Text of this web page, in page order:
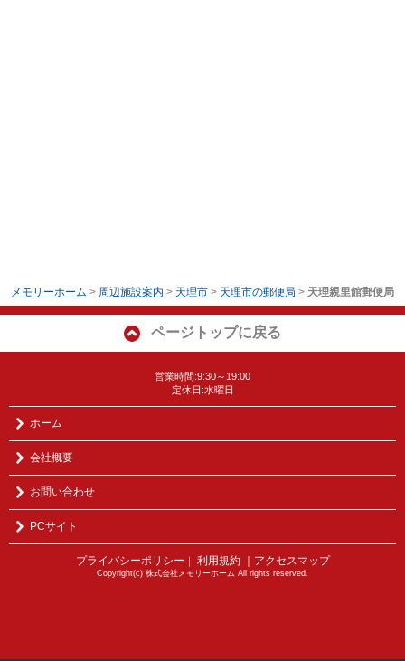
メモリーホーム > 周辺施設案内 > 天理市 > 天理市の郵便局 > 天理親里館郵便局
ページトップに戻る
営業時間:9:30～19:00
定休日:水曜日
ホーム
会社概要
お問い合わせ
PCサイト
プライバシーポリシー ｜ 利用規約 ｜アクセスマップ
Copyright(c) 株式会社メモリーホーム All rights reserved.